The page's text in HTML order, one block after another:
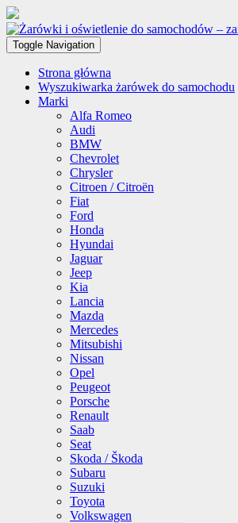
Toggle Navigation
Strona główna
Wyszukiwarka żarówek do samochodu
Marki
Alfa Romeo
Audi
BMW
Chevrolet
Chrysler
Citroen / Citroën
Fiat
Ford
Honda
Hyundai
Jaguar
Jeep
Kia
Lancia
Mazda
Mercedes
Mitsubishi
Nissan
Opel
Peugeot
Porsche
Renault
Saab
Seat
Skoda / Škoda
Subaru
Suzuki
Toyota
Volkswagen